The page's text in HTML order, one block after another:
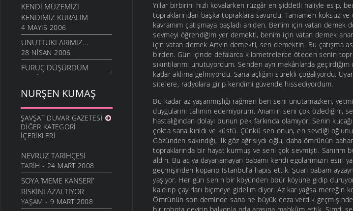
KENDI MÜZEMIZI
KENDIMIZ KURALIM
4 MAYIS 2006
UNUTTUKLARIMIZ...
28 NISAN 2006
FURUÇ DÜŞÜRDÜM
13 NISAN 2006
NURŞEN KUMAŞ
ŞAVŞAT DUVAR GAZETESI
DIĞER KATEGORI
İÇERIKLERI
NEVRUZ TARIHÇESI
TARIH - 24 MART 2008
SOYA ’MEME KANSERI’
RISKINI AZALTIYOR
YAŞAM - 9 MART 2008
Yıllar birbirini hızlı kovalarken rüzgâr en şiddetli haliyle esip,
topraklarından başka topraklara savurdu. Tamamen köksüz ve
kavramım çatışmaya başladı aniden. Benim için vatan
sevmeyi öğrendiğim yer demekti, benim için vatan demek
için vatan demek Artvin demekti, sen demektin. Bu çatışma
birden. Gün içinde defalarca kilometrelerce öteden senin
sıkıntılarımı unutuyordum. Senden ayrı mekânlarda
kadar aklıma gelmiyordu. Sana açlığım sürekli çoğalıyordu.
sitelere, radyolara girip kendimi güvende hissediyordum.
Bu kadar az yaşanmışlığı rağmen ben seni unutamazken,
duygularını tahmin edemiyorum. Anamın seni çok özlediğini,
hastalığından dolayı bunun pek farkında olamıyor. Senin
çokta sana kırıldı ve küstü. Çünkü sen onun, en sevdiği
Gözünden sakındığı, ilk göz ağrısıydı oğlu, daha ömrünün
topraklarında bir hayat kurmuş ve seni çok sevmişti. Sanırım
aldın. Bu acıya dayanamayan babamı kendi egolarımızın esiri
geçmişinden koparıp İstanbul’a hapis ettik. Şuan babam
yaşıyor. Her gün senin bir köyünden öbür köyüne gidip
kaldırıp çayırları biçmeye gidelim diyor. Az kar yağsa mereğin
Ömrünün son deminde sana ne büyük ceza verdik